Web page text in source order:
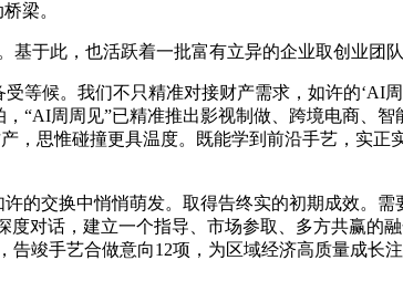
梁。
此，也活跃着一批富有立异的企业取创业团队
候。我们不只精准对接财产需求，如许的‘AI周
“AI周周见”已精准推出影视制做、跨境电商、
思惟碰撞更具温度。既能学到前沿手艺，实正
交换中悄悄萌发。取得告终实的初期成效。需
对话，建立一个指导、市场参取、多方共赢的
告竣手艺合做意向12项，为区域经济高质量成长